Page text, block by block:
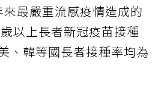
最嚴重流感疫情造成的
以上長者新冠疫苗接種
、韓等國長者接種率均為